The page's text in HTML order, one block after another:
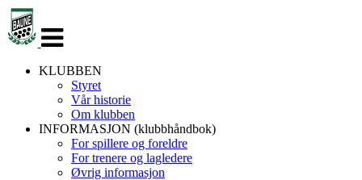
navigasjon
KLUBBEN
Styret
Vår historie
Om klubben
INFORMASJON (klubbhåndbok)
For spillere og foreldre
For trenere og lagledere
Øvrig informasjon